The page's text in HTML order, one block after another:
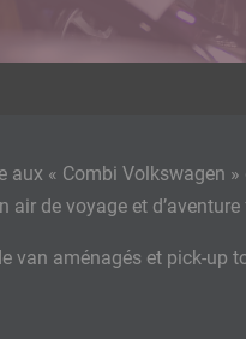
« Combi Volkswagen
de voyage et
van aménagés et pick-up